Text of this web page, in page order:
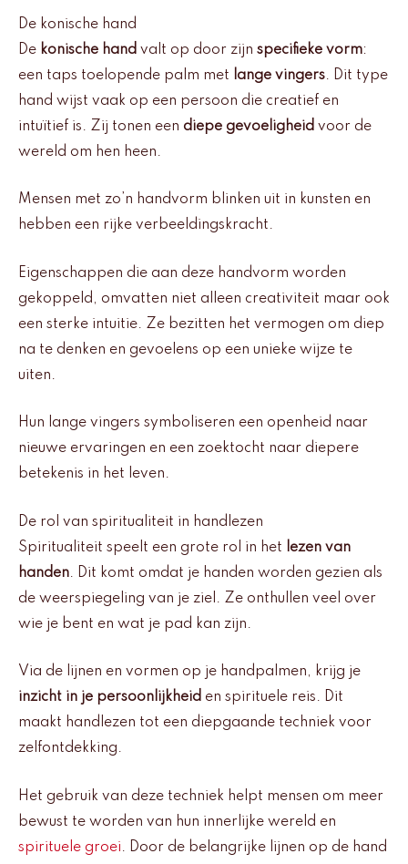
De konische hand
De konische hand valt op door zijn specifieke vorm:
een taps toelopende palm met
lange vingers. Dit type
hand wijst vaak op een persoon die creatief en
intuïtief is. Zij tonen een diepe gevoeligheid voor de
wereld om hen heen.
Mensen met zo’n handvorm blinken uit in kunsten en
hebben een rijke verbeeldingskracht.
Eigenschappen die aan deze handvorm worden
gekoppeld, omvatten niet alleen creativiteit maar ook
een sterke intuitie. Ze bezitten het vermogen om diep
na te denken en gevoelens op een unieke wijze te
uiten.
Hun lange vingers symboliseren een openheid naar
nieuwe ervaringen en een zoektocht naar diepere
betekenis in het leven.
De rol van spiritualiteit in handlezen
Spiritualiteit speelt een grote rol in het
lezen van
handen. Dit komt omdat je handen worden gezien als
de weerspiegeling van je ziel. Ze onthullen veel over
wie je bent en wat je pad kan zijn.
Via de lijnen en vormen op je handpalmen, krijg je
inzicht in je persoonlijkheid en spirituele reis. Dit
maakt handlezen tot een diepgaande techniek voor
zelfontdekking.
Het gebruik van deze techniek helpt mensen om meer
bewust te worden van hun innerlijke wereld en
spirituele groei. Door de belangrijke lijnen op de hand